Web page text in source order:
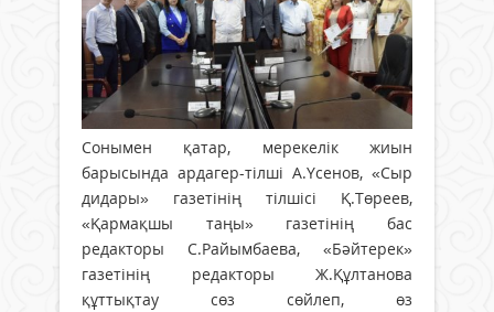
Сонымен қатар, мерекелік жиын
барысында ардагер-тілші А.Үсенов, «Сыр
дидары» газетінің тілшісі Қ.Төреев,
«Қармақшы таңы» газетінің бас
редакторы С.Райымбаева, «Бәйтерек»
газетінің редакторы Ж.Құлтанова
құттықтау сөз сөйлеп, өз